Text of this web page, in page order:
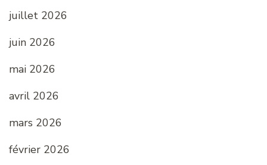
juillet 2026
juin 2026
mai 2026
avril 2026
mars 2026
février 2026